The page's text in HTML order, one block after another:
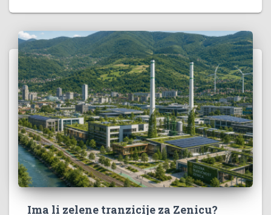
Ima li zelene tranzicije za Zenicu?